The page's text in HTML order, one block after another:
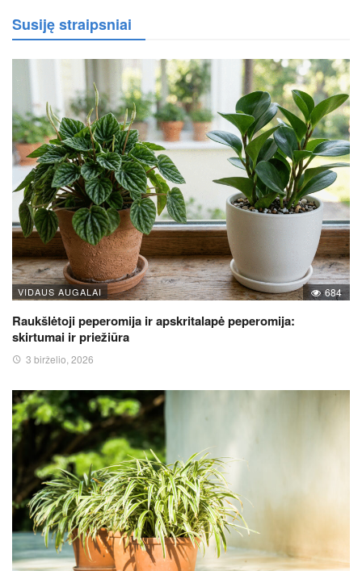
Susiję straipsniai
VIDAUS AUGALAI 684
Raukšlėtoji peperomija ir apskritalapė peperomija:
skirtumai ir priežiūra
3 birželio, 2026